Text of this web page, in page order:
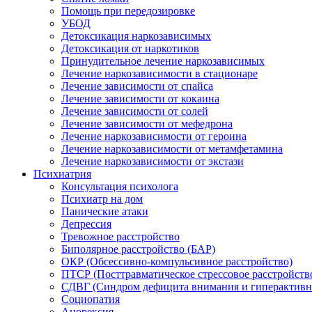
Помощь при передозировке
УБОД
Детоксикация наркозависимых
Детоксикация от наркотиков
Принудительное лечение наркозависимых
Лечение наркозависимости в стационаре
Лечение зависимости от спайса
Лечение зависимости от кокаина
Лечение зависимости от солей
Лечение зависимости от мефедрона
Лечение наркозависимости от героина
Лечение наркозависимости от метамфетамина
Лечение наркозависимости от экстази
Психиатрия
Консультация психолога
Психиатр на дом
Панические атаки
Депрессия
Тревожное расстройство
Биполярное расстройство (БАР)
ОКР (Обсессивно-компульсивное расстройство)
ПТСР (Посттравматическое стрессовое
СДВГ (Синдром дефицита внимания и
Социопатия